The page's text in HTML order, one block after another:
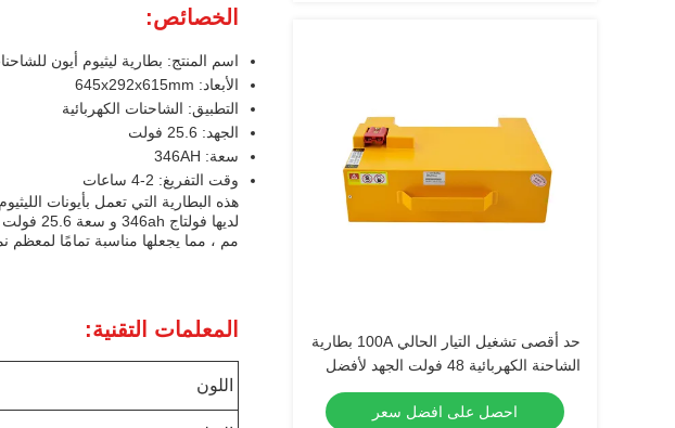
حد أقصى تشغيل التيار الحالي 100A بطارية
الشاحنة الكهربائية 48 فولت الجهد لأفضل
احصل على افضل سعر
الخصائص:
اسم المنتج: بطارية ليثيوم أيون
الأبعاد: 645x292x615mm
التطبيق: الشاحنات الكهربائية
الجهد: 25.6 فولت
سعة: 346AH
وقت التفريغ: 2-4 ساعات
هذه البطارية التي تعمل بأيونات
مم ، مما يجعلها مناسبة تمامًا لمعظم
المعلمات التقنية:
اللون